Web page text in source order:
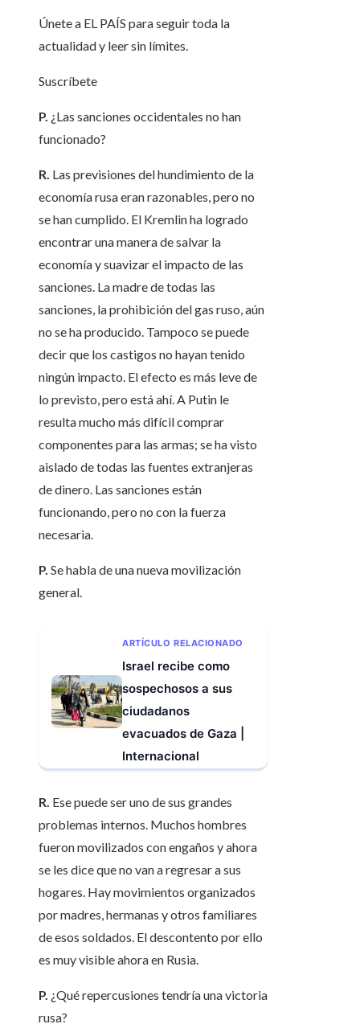
Únete a EL PAÍS para seguir toda la
actualidad y leer sin límites.
Suscríbete
P. ¿Las sanciones occidentales no han
funcionado?
R. Las previsiones del hundimiento de la
economía rusa eran razonables, pero no
se han cumplido. El Kremlin ha logrado
encontrar una manera de salvar la
economía y suavizar el impacto de las
sanciones. La madre de todas las
sanciones, la prohibición del gas ruso, aún
no se ha producido. Tampoco se puede
decir que los castigos no hayan tenido
ningún impacto. El efecto es más leve de
lo previsto, pero está ahí. A Putin le
resulta mucho más difícil comprar
componentes para las armas; se ha visto
aislado de todas las fuentes extranjeras
de dinero. Las sanciones están
funcionando, pero no con la fuerza
necesaria.
P. Se habla de una nueva movilización
general.
ARTÍCULO RELACIONADO
Israel recibe como
sospechosos a sus
ciudadanos
evacuados de Gaza |
Internacional
R. Ese puede ser uno de sus grandes
problemas internos. Muchos hombres
fueron movilizados con engaños y ahora
se les dice que no van a regresar a sus
hogares. Hay movimientos organizados
por madres, hermanas y otros familiares
de esos soldados. El descontento por ello
es muy visible ahora en Rusia.
P. ¿Qué repercusiones tendría una victoria
rusa?